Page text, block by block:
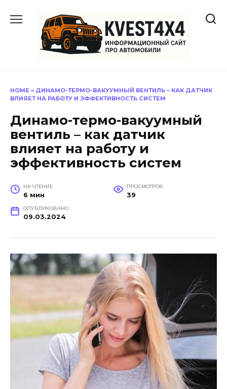
содержанию
HOME » ДИНАМО-ТЕРМО-ВАКУУМНЫЙ ВЕНТИЛЬ – КАК ДАТЧИК
ВЛИЯЕТ НА РАБОТУ И ЭФФЕКТИВНОСТЬ СИСТЕМ
Динамо-термо-вакуумный
вентиль – как датчик
влияет на работу и
эффективность систем
НА ЧТЕНИЕ
6 мин
ПРОСМОТРОВ
39
ОПУБЛИКОВАНО
09.03.2024